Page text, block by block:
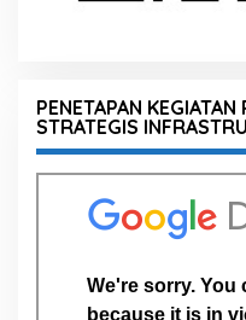
PENETAPAN
STRATEGIS